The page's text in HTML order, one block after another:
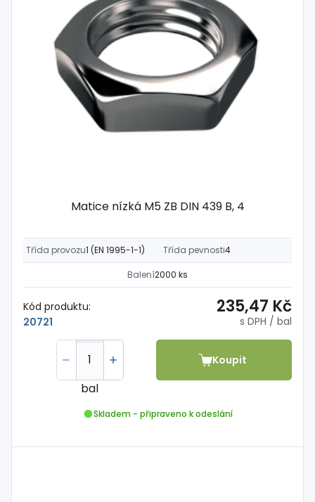
Matice nízká M5 ZB DIN 439 B, 4
Třída provozu1 (EN 1995-1-1) Třída pevnosti4
Balení2000 ks
Kód produktu:
20721
235,47 Kč
s DPH / bal
bal
Koupit
Skladem - připraveno k odeslání